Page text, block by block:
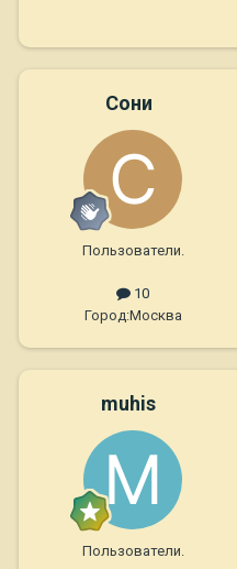
Сони
Пользователи.
10
Город:Москва
muhis
Пользователи.